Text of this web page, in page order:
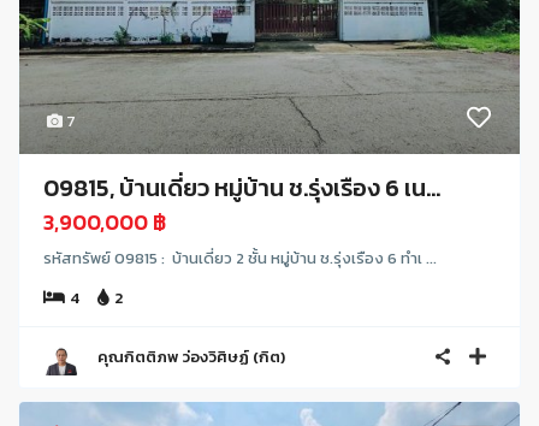
7
09815, บ้านเดี่ยว หมู่บ้าน ช.รุ่งเรือง 6 เน...
3,900,000 ฿
รหัสทรัพย์ 09815 : บ้านเดี่ยว 2 ชั้น หมู่บ้าน ช.รุ่งเรือง 6 ทำเ ...
4
2
คุณกิตติภพ ว่องวิศิษฏ์ (กิต)